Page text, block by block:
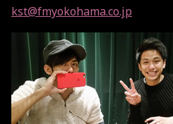
kst@fmyokohama.co.jp